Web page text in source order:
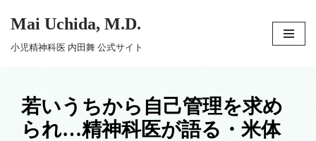
ツ
Mai Uchida, M.D.
小児精神科医 内田舞 公式サイト
若いうちから自己管理を求め
られ…精神科医が語る・米体